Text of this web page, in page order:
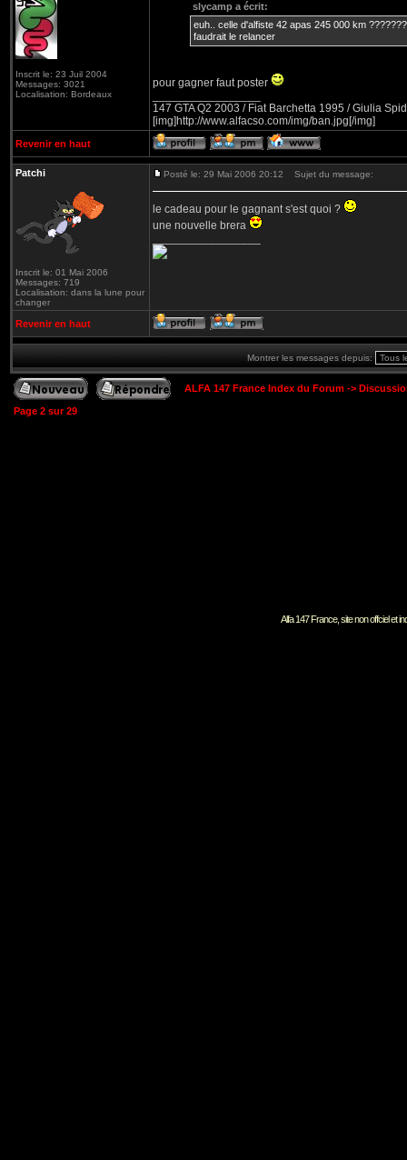
Inscrit le: 23 Juil 2004
Messages: 3021
Localisation: Bordeaux
slycamp a écrit:
euh.. celle d'alfiste 42 apas 245 000 km
faudrait le relancer
pour gagner faut poster
147 GTA Q2 2003 / Fiat Barchetta 1995 / Giulia
[img]http://www.alfacso.com/img/ban.jpg[/img]
Revenir en haut
Patchi
Inscrit le: 01 Mai 2006
Messages: 719
Localisation: dans la lune pour
changer
Posté le: 29 Mai 2006 20:12 Sujet du message:
le cadeau pour le gagnant s'est quoi ?
une nouvelle brera
Revenir en haut
Montrer les messages depuis:
ALFA 147 France Index du Forum ->
Page 2 sur29
Alfa 147 France, site non offciel et